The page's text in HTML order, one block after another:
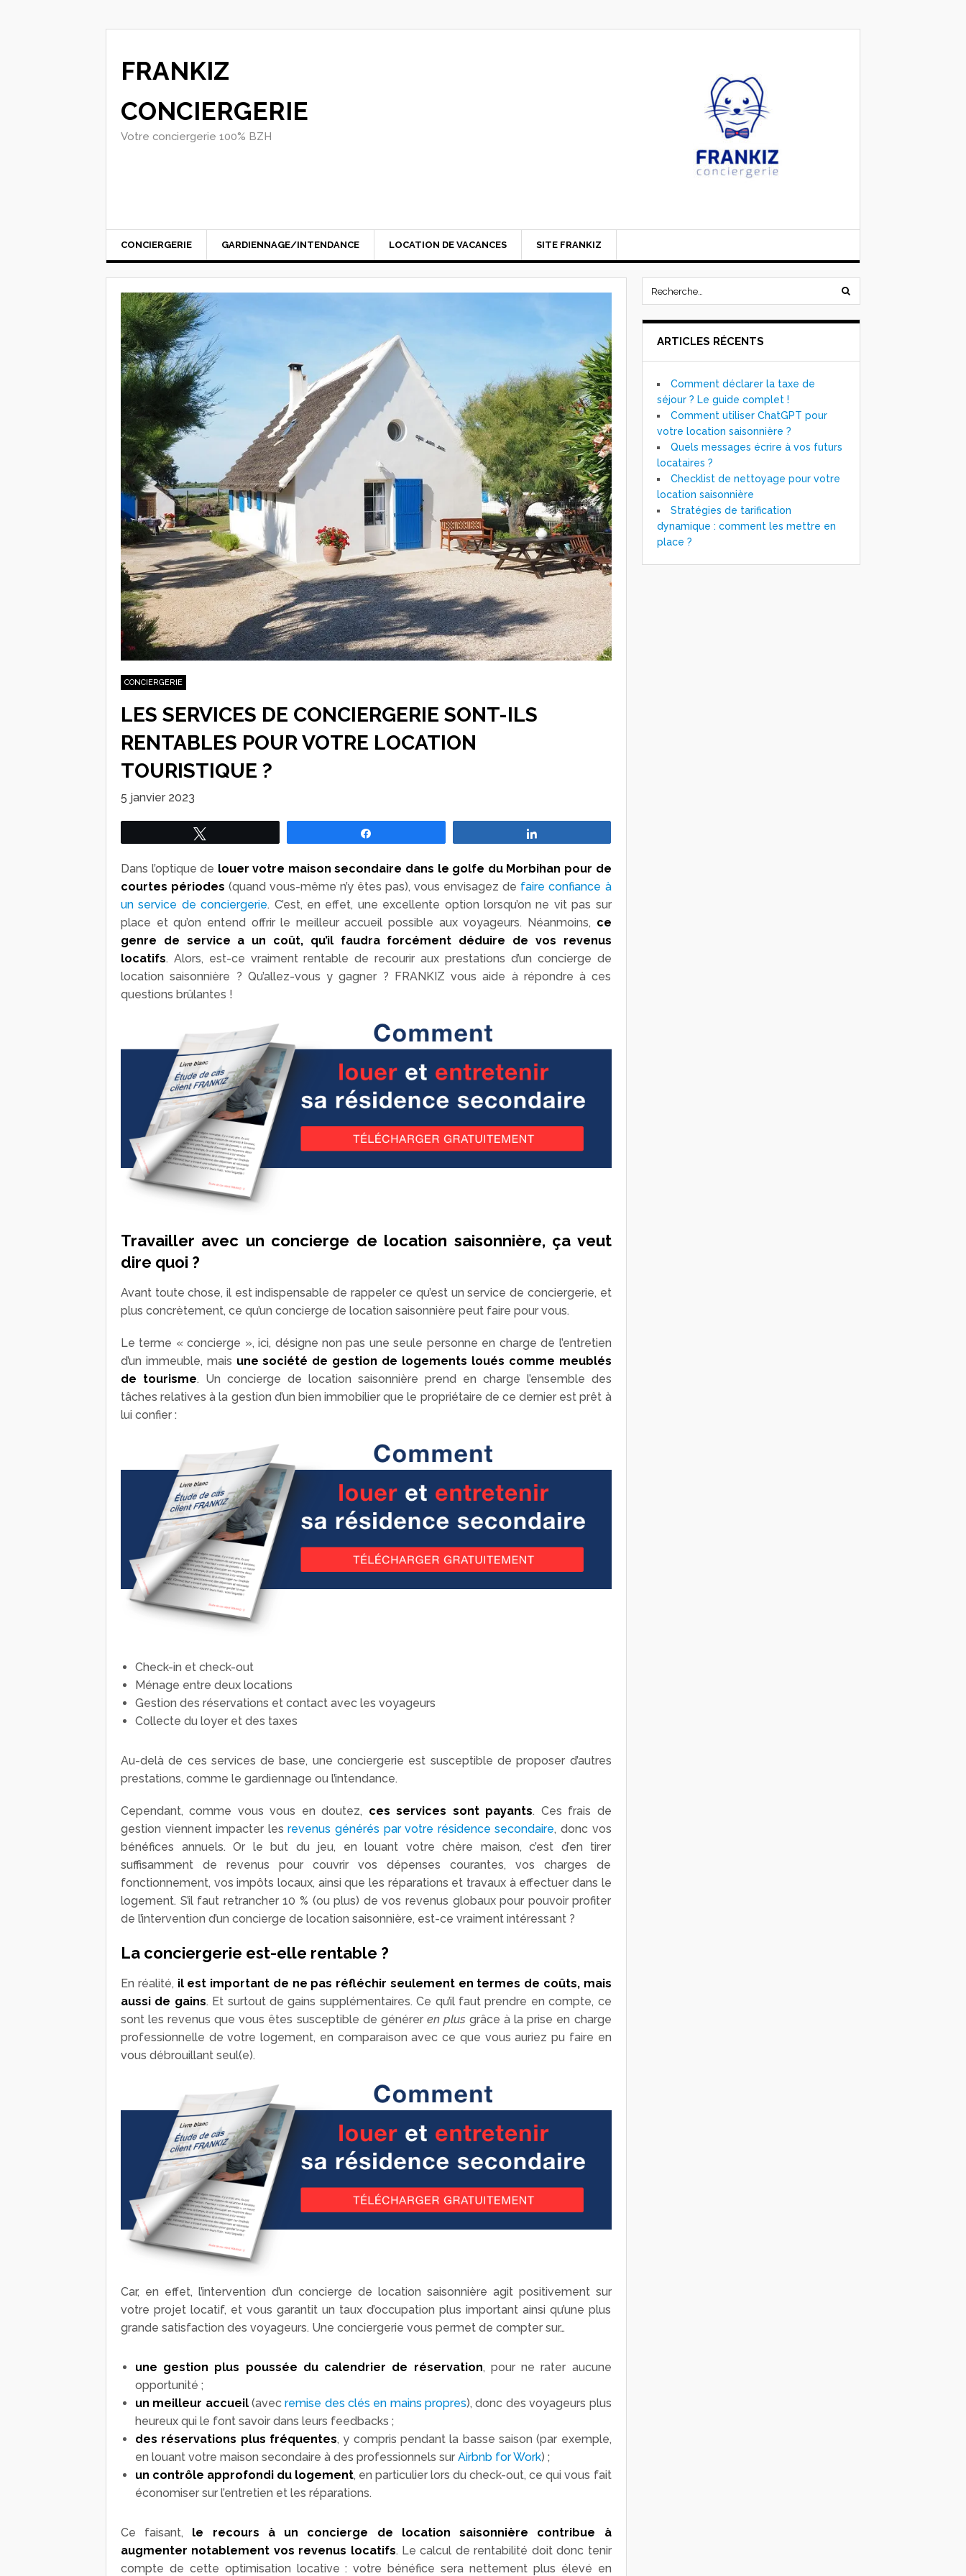
FRANKIZ
CONCIERGERIE
Votre conciergerie 100% BZH
CONCIERGERIE GARDIENNAGE/INTENDANCE LOCATION DE VACANCES SITE FRANKIZ
CONCIERGERIE
LES SERVICES DE CONCIERGERIE SONT-ILS
RENTABLES POUR VOTRE LOCATION
TOURISTIQUE ?
5 janvier 2023
Dans l’optique de louer votre maison secondaire dans le golfe du Morbihan pour de
courtes périodes (quand vous-même n’y êtes pas), vous envisagez de faire confiance à
un service de conciergerie. C’est, en effet, une excellente option lorsqu’on ne vit pas sur
place et qu’on entend offrir le meilleur accueil possible aux voyageurs. Néanmoins, ce
genre de service a un coût, qu’il faudra forcément déduire de vos revenus
locatifs. Alors, est-ce vraiment rentable de recourir aux prestations d’un concierge de
location saisonnière ? Qu’allez-vous y gagner ? FRANKIZ vous aide à répondre à ces
questions brûlantes !
Travailler avec un concierge de location saisonnière, ça veut
dire quoi ?
Avant toute chose, il est indispensable de rappeler ce qu’est un service de conciergerie, et
plus concrètement, ce qu’un concierge de location saisonnière peut faire pour vous.
Le terme « concierge », ici, désigne non pas une seule personne en charge de l’entretien
d’un immeuble, mais une société de gestion de logements loués comme meublés
de tourisme. Un concierge de location saisonnière prend en charge l’ensemble des
tâches relatives à la gestion d’un bien immobilier que le propriétaire de ce dernier est prêt à
lui confier :
Check-in et check-out
Ménage entre deux locations
Gestion des réservations et contact avec les voyageurs
Collecte du loyer et des taxes
Au-delà de ces services de base, une conciergerie est susceptible de proposer d’autres
prestations, comme le gardiennage ou l’intendance.
Cependant, comme vous vous en doutez, ces services sont payants. Ces frais de
gestion viennent impacter lesrevenus générés par votre résidence secondaire, donc vos
bénéfices annuels. Or le but du jeu, en louant votre chère maison, c’est d’en tirer
suffisamment de revenus pour couvrir vos dépenses courantes, vos charges de
fonctionnement, vos impôts locaux, ainsi que les réparations et travaux à effectuer dans le
logement. S’il faut retrancher 10 % (ou plus) de vos revenus globaux pour pouvoir profiter
de l’intervention d’un concierge de location saisonnière, est-ce vraiment intéressant ?
La conciergerie est-elle rentable ?
En réalité, il est important de ne pas réfléchir seulement en termes de coûts, mais
aussi de gains. Et surtout de gains supplémentaires. Ce qu’il faut prendre en compte, ce
sont les revenus que vous êtes susceptible de générer en plus grâce à la prise en charge
professionnelle de votre logement, en comparaison avec ce que vous auriez pu faire en
vous débrouillant seul(e).
Car, en effet, l’intervention d’un concierge de location saisonnière agit positivement sur
votre projet locatif, et vous garantit un taux d’occupation plus important ainsi qu’une plus
grande satisfaction des voyageurs. Une conciergerie vous permet de compter sur…
une gestion plus poussée du calendrier de réservation, pour ne rater aucune
opportunité ;
un meilleur accueil(avecremise des clés en mains propres), donc des voyageurs plus
heureux qui le font savoir dans leurs feedbacks ;
des réservations plus fréquentes, y compris pendant la basse saison (par exemple,
en louant votre maison secondaire à des professionnels sur Airbnb for Work) ;
un contrôle approfondi du logement, en particulier lors du check-out, ce qui vous fait
économiser sur l’entretien et les réparations.
Ce faisant, le recours à un concierge de location saisonnière contribue à
augmenter notablement vos revenus locatifs. Le calcul de rentabilité doit donc tenir
compte de cette optimisation locative : votre bénéfice sera nettement plus élevé en
ARTICLES RÉCENTS
Comment déclarer la taxe de
séjour ? Le guide complet !
Comment utiliser ChatGPT pour
votre location saisonnière ?
Quels messages écrire à vos futurs
locataires ?
Checklist de nettoyage pour votre
location saisonnière
Stratégies de tarification
dynamique : comment les mettre en
place ?